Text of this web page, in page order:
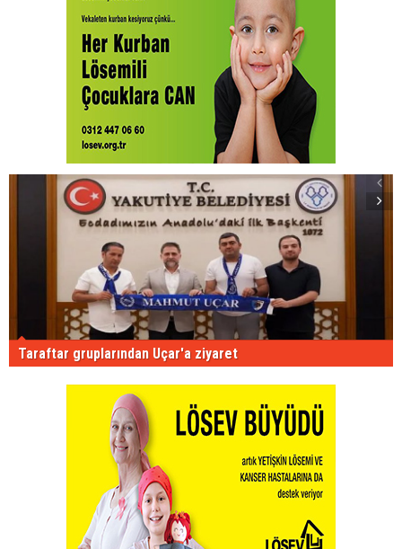
Taraftar gruplarından Uçar'a ziyaret